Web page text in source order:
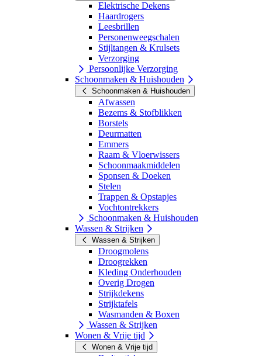
Elektrische Dekens
Haardrogers
Leesbrillen
Personenweegschalen
Stijltangen & Krulsets
Verzorging
Persoonlijke Verzorging
Schoonmaken & Huishouden
Schoonmaken & Huishouden
Afwassen
Bezems & Stofblikken
Borstels
Deurmatten
Emmers
Raam & Vloerwissers
Schoonmaakmiddelen
Sponsen & Doeken
Stelen
Trappen & Opstapjes
Vochtontrekkers
Schoonmaken & Huishouden
Wassen & Strijken
Wassen & Strijken
Droogmolens
Droogrekken
Kleding Onderhouden
Overig Drogen
Strijkdekens
Strijktafels
Wasmanden & Boxen
Wassen & Strijken
Wonen & Vrije tijd
Wonen & Vrije tijd